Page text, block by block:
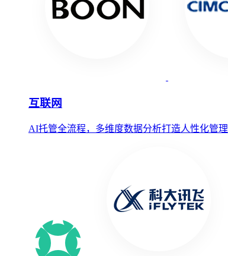
互联网
AI托管全流程，多维度数据分析打造人性化管理